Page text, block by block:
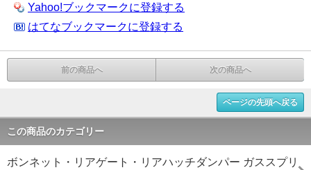
Yahoo!ブックマークに登録する
はてなブックマークに登録する
前の商品へ 次の商品へ
ページの先頭へ戻る
この商品のカテゴリー
ボンネット・リアゲート・リアハッチダンパー ガススプリ